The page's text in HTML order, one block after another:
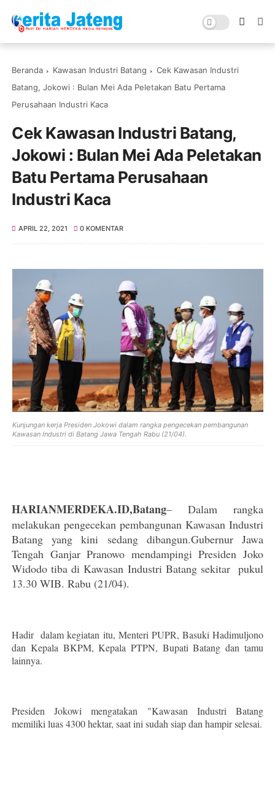
Beranda Kawasan Industri Batang
Cek Kawasan Industri
Batang, Jokowi : Bulan Mei Ada Peletakan Batu Pertama
Perusahaan Industri Kaca
Cek Kawasan Industri Batang,
Jokowi : Bulan Mei Ada Peletakan
Batu Pertama Perusahaan
Industri Kaca
APRIL 22, 2021 0 KOMENTAR
Kunjungan kerja Presiden Jokowi dalam rangka pengecekan pembangunan
Kawasan Industri di Batang Jawa Tengah Rabu (21/04).
HARIANMERDEKA.ID,Batang– Dalam rangka
melakukan pengecekan pembangunan Kawasan Industri
Batang yang kini sedang dibangun.Gubernur Jawa
Tengah Ganjar Pranowo mendampingi Presiden Joko
Widodo tiba di Kawasan Industri Batang sekitar pukul
13.30 WIB. Rabu (21/04).
Hadir dalam kegiatan itu, Menteri PUPR, Basuki Hadimuljono
dan Kepala BKPM, Kepala PTPN, Bupati Batang dan tamu
lainnya.
Presiden Jokowi mengatakan "Kawasan Industri Batang
memiliki luas 4300 hektar, saat ini sudah siap dan hampir selesai.